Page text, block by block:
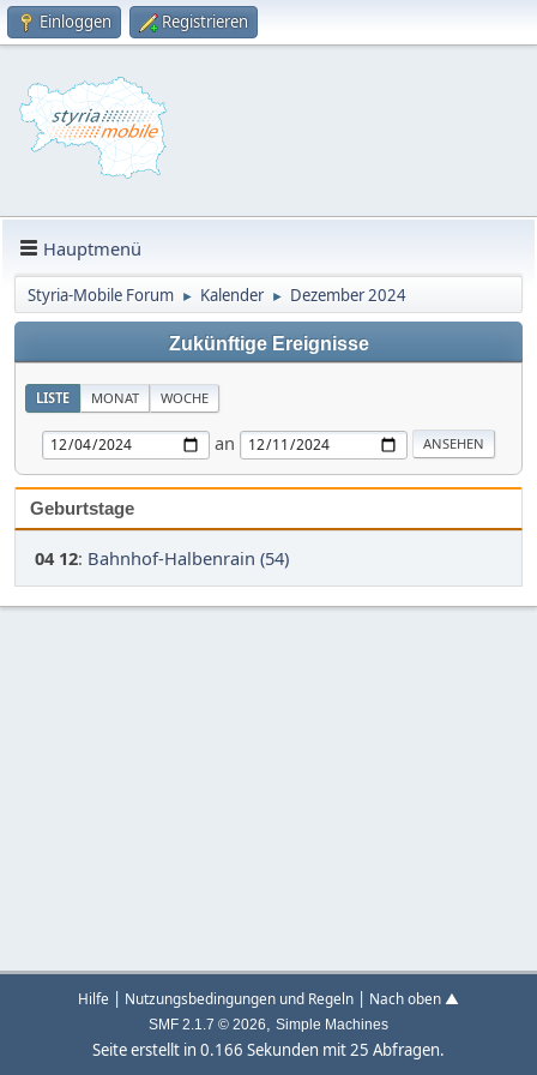
Einloggen Registrieren
Hauptmenü
Styria-Mobile Forum ► Kalender ► Dezember 2024
Zukünftige Ereignisse
LISTE MONAT WOCHE
an
Geburtstage
04 12: Bahnhof-Halbenrain (54)
Hilfe | Nutzungsbedingungen und Regeln | Nach oben ▲
SMF 2.1.7 © 2026, Simple Machines
Seite erstellt in 0.166 Sekunden mit 25 Abfragen.